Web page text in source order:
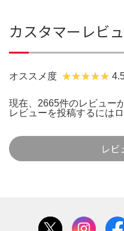
カスタマーレビ
オススメ度
現在、2665件のレビュー
レビューを投稿するには
レビ